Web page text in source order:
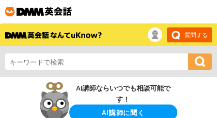
質問する
AI講師ならいつでも相談可能で
す！
AI講師に聞く